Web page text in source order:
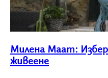
Милена Маат:
живеене